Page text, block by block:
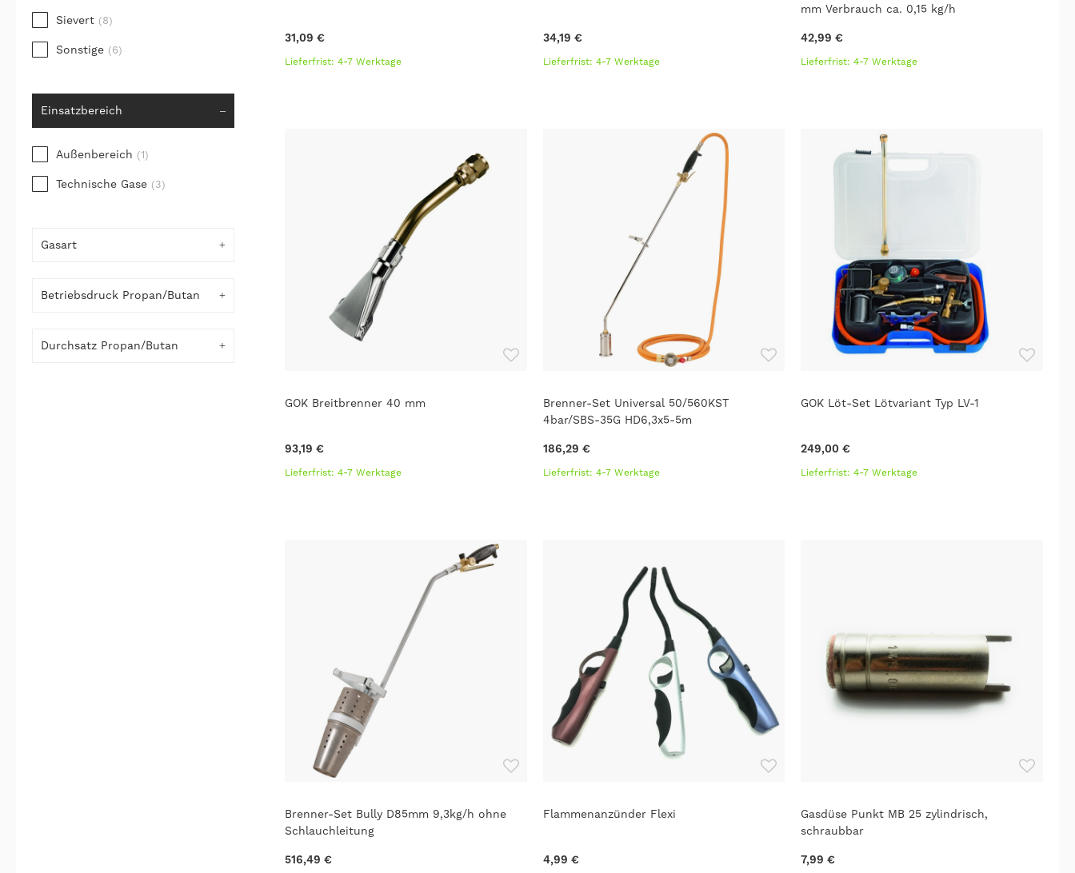
Sievert (8)
Sonstige (6)
Einsatzbereich
Außenbereich (1)
Technische Gase (3)
Gasart
Betriebsdruck Propan/Butan
Durchsatz Propan/Butan
31,09 €
Lieferfrist: 4-7 Werktage
34,19 €
Lieferfrist: 4-7 Werktage
mm Verbrauch ca. 0,15 kg/h
42,99 €
Lieferfrist: 4-7 Werktage
GOK Breitbrenner 40 mm
93,19 €
Lieferfrist: 4-7 Werktage
Brenner-Set Universal 50/560KST
4bar/SBS-35G HD6,3x5-5m
186,29 €
Lieferfrist: 4-7 Werktage
GOK Löt-Set Lötvariant Typ LV-1
249,00 €
Lieferfrist: 4-7 Werktage
Brenner-Set Bully D85mm 9,3kg/h ohne
Schlauchleitung
516,49 €
Flammenanzünder Flexi
4,99 €
Gasdüse Punkt MB 25 zylindrisch,
schraubbar
7,99 €